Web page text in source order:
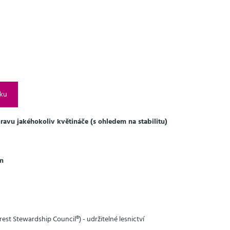
jakéhokoliv květináče (s ohledem na stabilitu)
Stewardship Council®) - udržitelné lesnictví